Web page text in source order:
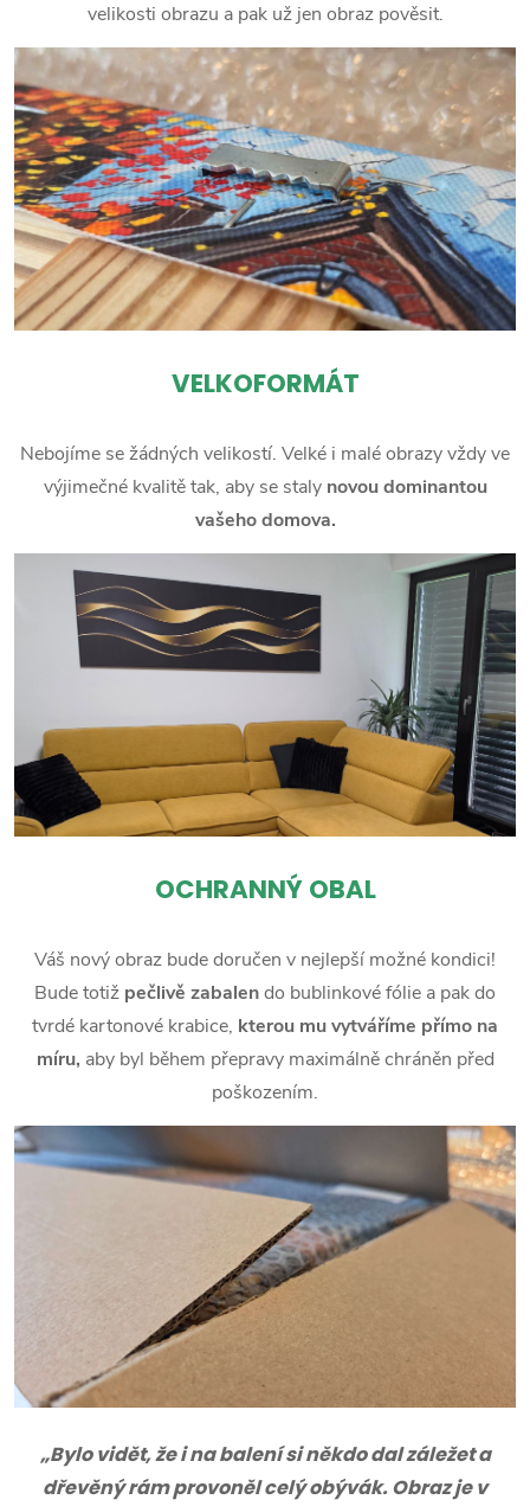
velikosti obrazu a pak už jen obraz pověsit.
VELKOFORMÁT
Nebojíme se žádných velikostí. Velké i malé obrazy vždy ve
výjimečné kvalitě tak, aby se staly novou dominantou
vašeho domova.
OCHRANNÝ OBAL
Váš nový obraz bude doručen v nejlepší možné kondici!
Bude totiž pečlivě zabalendo bublinkové fólie a pak do
tvrdé kartonové krabice, kterou mu vytváříme přímo na
míru, aby byl během přepravy maximálně chráněn před
poškozením.
„Bylo vidět, že i na balení si někdo dal záležet a
dřevěný rám provoněl celý obývák. Obraz je v